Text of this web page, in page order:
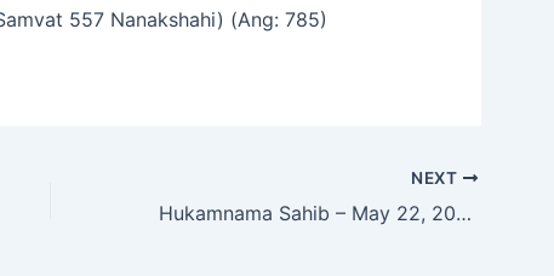
557 Nanakshahi) (Ang: 785)
NEXT
Hukamnama Sahib – May 22, 2025